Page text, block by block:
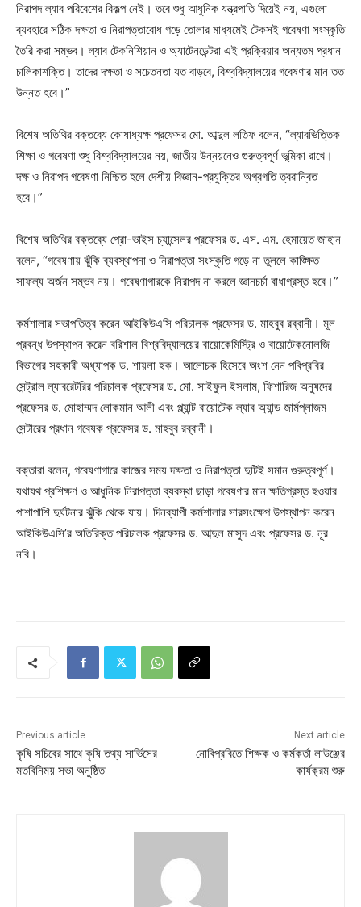
নিরাপদ ল্যাব পরিবেশের বিকল্প নেই। তবে শুধু আধুনিক যন্ত্রপাতি দিয়েই নয়, এগুলো
ব্যবহারে সঠিক দক্ষতা ও নিরাপত্তাবোধ গড়ে তোলার মাধ্যমেই টেকসই গবেষণা সংস্কৃতি
তৈরি করা সম্ভব। ল্যাব টেকনিশিয়ান ও অ্যাটেনডেন্টরা এই প্রক্রিয়ার অন্যতম প্রধান
চালিকাশক্তি। তাদের দক্ষতা ও সচেতনতা যত বাড়বে, বিশ্ববিদ্যালয়ের গবেষণার মান তত
উন্নত হবে।”
বিশেষ অতিথির বক্তব্যে কোষাধ্যক্ষ প্রফেসর মো. আব্দুল লতিফ বলেন, “ল্যাবভিত্তিক
শিক্ষা ও গবেষণা শুধু বিশ্ববিদ্যালয়ের নয়, জাতীয় উন্নয়নেও গুরুত্বপূর্ণ ভূমিকা রাখে।
দক্ষ ও নিরাপদ গবেষণা নিশ্চিত হলে দেশীয় বিজ্ঞান-প্রযুক্তির অগ্রগতি ত্বরান্বিত
হবে।”
বিশেষ অতিথির বক্তব্যে প্রো-ভাইস চ্যান্সেলর প্রফেসর ড. এস. এম. হেমায়েত জাহান
বলেন, “গবেষণায় ঝুঁকি ব্যবস্থাপনা ও নিরাপত্তা সংস্কৃতি গড়ে না তুললে কাঙ্ক্ষিত
সাফল্য অর্জন সম্ভব নয়। গবেষণাগারকে নিরাপদ না করলে জ্ঞানচর্চা বাধাগ্রস্ত হবে।”
কর্মশালার সভাপতিত্ব করেন আইকিউএসি পরিচালক প্রফেসর ড. মাহবুব রব্বানী। মূল
প্রবন্ধ উপস্থাপন করেন বরিশাল বিশ্ববিদ্যালয়ের বায়োকেমিস্ট্রি ও বায়োটেকনোলজি
বিভাগের সহকারী অধ্যাপক ড. শায়লা হক। আলোচক হিসেবে অংশ নেন পবিপ্রবির
সেন্ট্রাল ল্যাবরেটরির পরিচালক প্রফেসর ড. মো. সাইফুল ইসলাম, ফিশারিজ অনুষদের
প্রফেসর ড. মোহাম্মদ লোকমান আলী এবং প্ল্যান্ট বায়োটেক ল্যাব অ্যান্ড জার্মপ্লাজম
সেন্টারের প্রধান গবেষক প্রফেসর ড. মাহবুব রব্বানী।
বক্তারা বলেন, গবেষণাগারে কাজের সময় দক্ষতা ও নিরাপত্তা দুটিই সমান গুরুত্বপূর্ণ।
যথাযথ প্রশিক্ষণ ও আধুনিক নিরাপত্তা ব্যবস্থা ছাড়া গবেষণার মান ক্ষতিগ্রস্ত হওয়ার
পাশাপাশি দুর্ঘটনার ঝুঁকি থেকে যায়। দিনব্যাপী কর্মশালার সারসংক্ষেপ উপস্থাপন করেন
আইকিউএসি’র অতিরিক্ত পরিচালক প্রফেসর ড. আব্দুল মাসুদ এবং প্রফেসর ড. নূর
নবি।
Previous article
কৃষি সচিবের সাথে কৃষি তথ্য সার্ভিসের
মতবিনিময় সভা অনুষ্ঠিত
Next article
নোবিপ্রবিতে শিক্ষক ও কর্মকর্তা লাউঞ্জের
কার্যক্রম শুরু